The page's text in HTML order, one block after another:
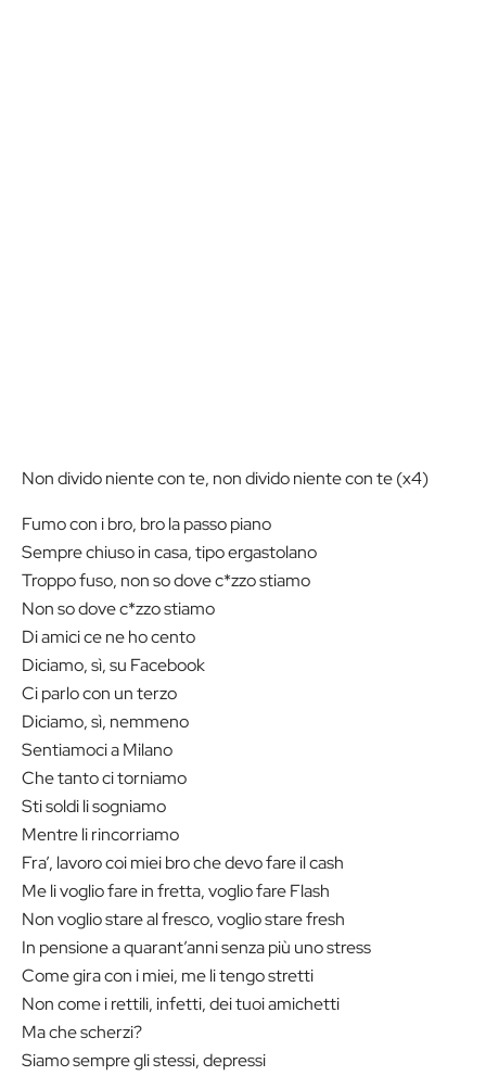
Non divido niente con te, non divido niente con te (x4)
Fumo con i bro, bro la passo piano
Sempre chiuso in casa, tipo ergastolano
Troppo fuso, non so dove c*zzo stiamo
Non so dove c*zzo stiamo
Di amici ce ne ho cento
Diciamo, sì, su Facebook
Ci parlo con un terzo
Diciamo, sì, nemmeno
Sentiamoci a Milano
Che tanto ci torniamo
Sti soldi li sogniamo
Mentre li rincorriamo
Fra’, lavoro coi miei bro che devo fare il cash
Me li voglio fare in fretta, voglio fare Flash
Non voglio stare al fresco, voglio stare fresh
In pensione a quarant’anni senza più uno stress
Come gira con i miei, me li tengo stretti
Non come i rettili, infetti, dei tuoi amichetti
Ma che scherzi?
Siamo sempre gli stessi, depressi